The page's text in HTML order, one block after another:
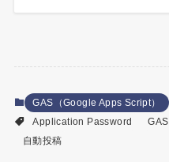
GAS（Google Apps Script）
Application Password
GAS
自動投稿